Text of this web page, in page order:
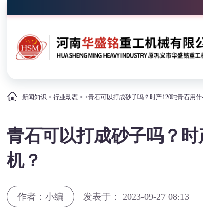
新闻知识 >行业动态 > >青石可以打成砂子吗？时产120吨青石用
青石可以打成砂子吗？
机？
作者：小编 发表于： 2023-09-27 08:13